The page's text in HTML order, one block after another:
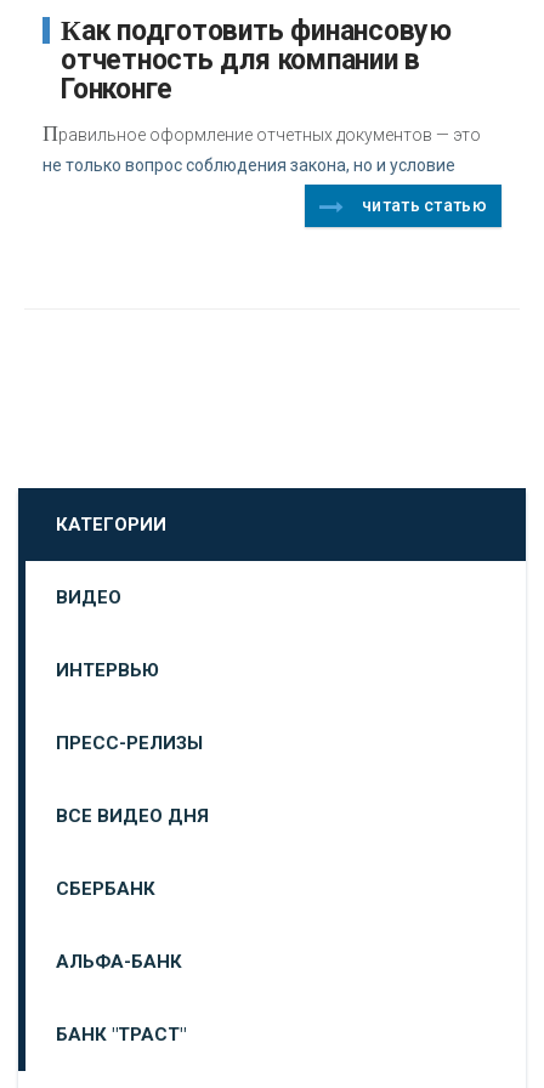
Как подготовить финансовую
отчетность для компании в
Гонконге
Правильное оформление отчетных документов — это
не только вопрос соблюдения закона, но и условие
читать статью
КАТЕГОРИИ
ВИДЕО
ИНТЕРВЬЮ
ПРЕСС-РЕЛИЗЫ
ВСЕ ВИДЕО ДНЯ
СБЕРБАНК
АЛЬФА-БАНК
БАНК "ТРАСТ"